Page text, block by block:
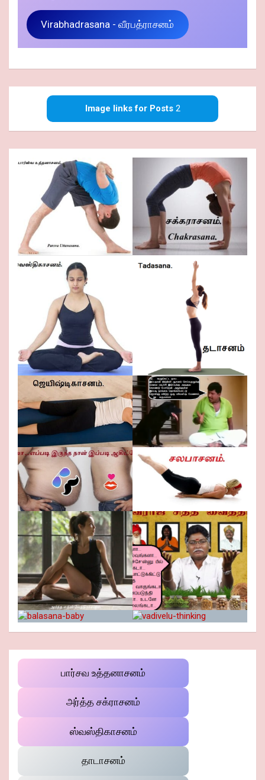
Virabhadrasana - வீரபத்ராசனம்
Image links for Posts2
பார்சவ உத்தனாசனம்
அர்த்த சக்ராசனம்
ஸ்வஸ்திகாசனம்
தாடாசனம்